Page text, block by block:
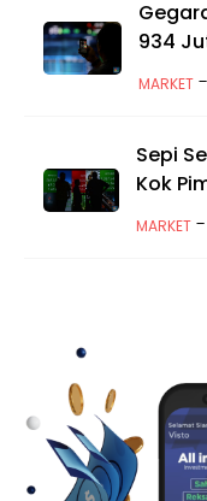
934
MARKET
Sepi
Kok
MARKET-